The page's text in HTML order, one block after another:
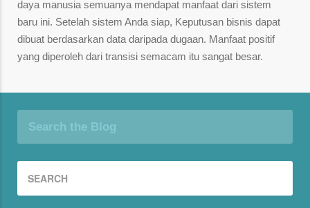
daya manusia semuanya mendapat manfaat dari sistem
baru ini. Setelah sistem Anda siap, Keputusan bisnis dapat
dibuat berdasarkan data daripada dugaan. Manfaat positif
yang diperoleh dari transisi semacam itu sangat besar.
Search the Blog